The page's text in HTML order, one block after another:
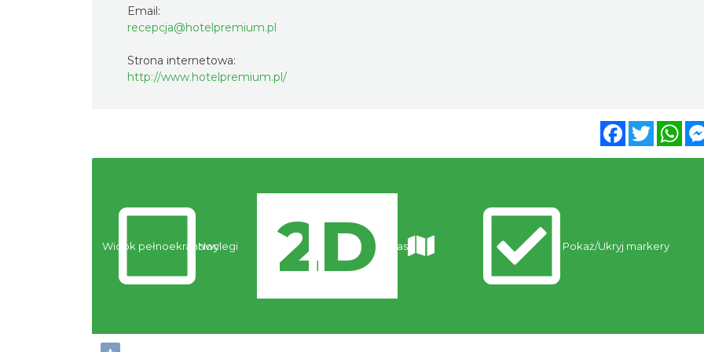
Email:
recepcja@hotelpremium.pl
Strona internetowa:
http://www.hotelpremium.pl/
FacebookTwitter
Widok pełnoekranowy:
Noclegi Trasy Pokaż/Ukryj markery